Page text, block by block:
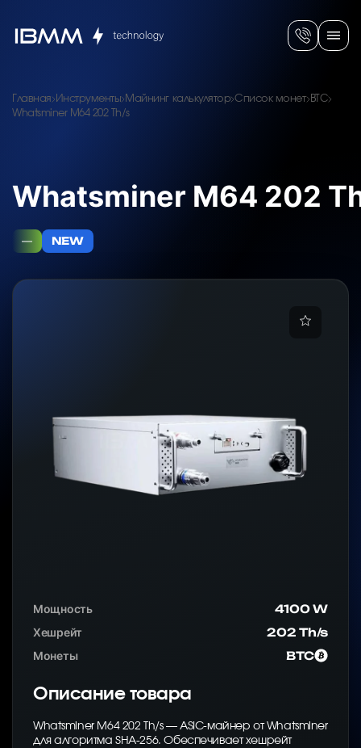
Главная Инструменты Майнинг калькулятор Список монет BTC
Whatsminer M64 202 Th/s
Whatsminer M64 202
— NEW
Мощность
4100 W
Хешрейт
202 Th/s
Монеты
BTC
Описание товара
Whatsminer M64 202 Th/s — ASIC-майнер от Whatsminer
для алгоритма SHA-256. Обеспечивает хешрейт